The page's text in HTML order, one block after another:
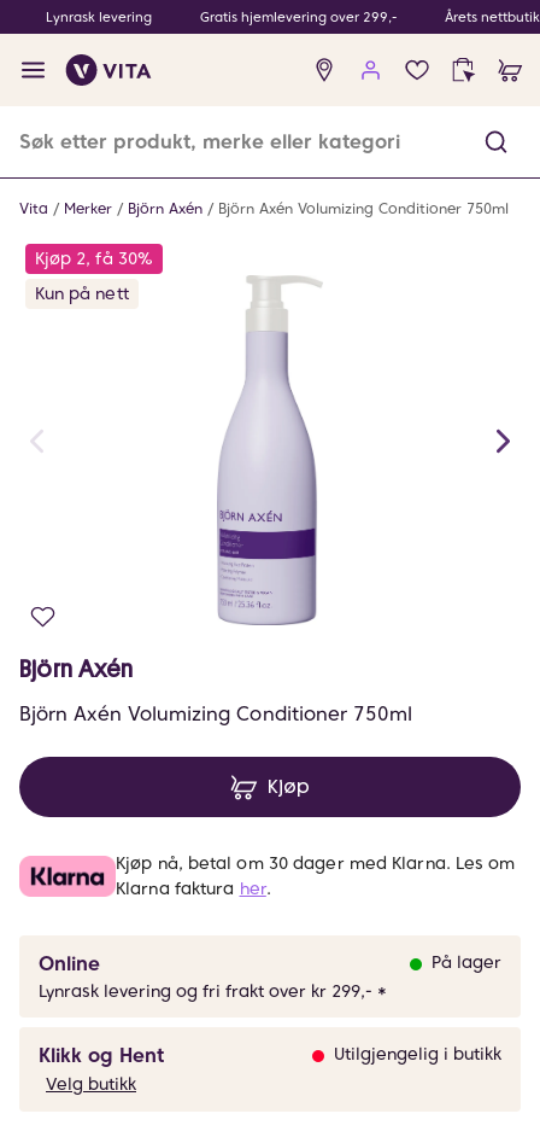
Lynrask levering Gratis hjemlevering over 299,- Årets
Ingen
produkter
Vita Merker Björn Axén Björn Axén Volumizing Conditioner 750ml
Kjøp 2, få 30%
Kun på nett
Björn Axén
Björn Axén Volumizing Conditioner 750ml
Kjøp
Kjøp nå, betal om 30 dager med Klarna. Les om
Klarna faktura her.
Online
På lager
Lynrask levering og fri frakt over kr 299,- *
Klikk og Hent
Utilgjengelig i butikk
Velg butikk